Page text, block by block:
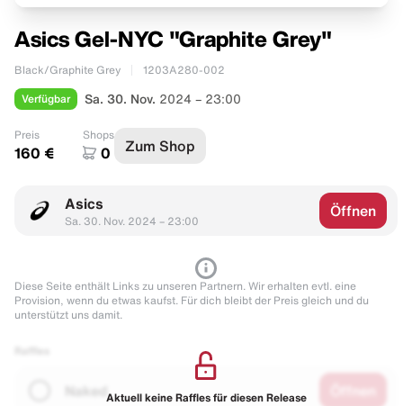
Asics Gel-NYC "Graphite Grey"
Black/Graphite Grey 1203A280-002
Verfügbar Sa. 30. Nov. 2024 – 23:00
Preis
160 €
Shops
0 Zum Shop
Asics
Sa. 30. Nov. 2024 – 23:00
Öffnen
Diese Seite enthält Links zu unseren Partnern. Wir erhalten evtl. eine
Provision, wenn du etwas kaufst. Für dich bleibt der Preis gleich und du
unterstützt uns damit.
Naked Aktuell keine Raffles für diesen Release